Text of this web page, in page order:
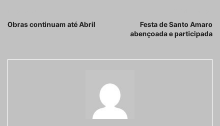
Obras continuam até Abril
Festa de Santo Amaro
abençoada e participada